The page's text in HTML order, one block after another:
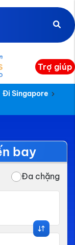
Trợ giúp
Đi Singapore
bay
Đa chặng